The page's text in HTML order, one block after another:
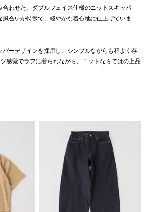
合わせた、ダブルフェイス仕様のニットスキッパ
風合いが特徴で、軽やかな着心地に仕上げていま
パーデザインを採用し、シンプルながらも程よく存
感覚でラフに着られながら、ニットならではの上品